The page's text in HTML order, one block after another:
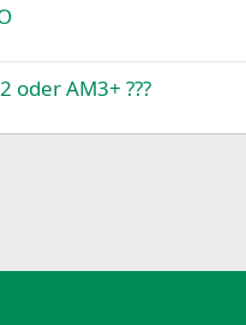
oder AM3+ ???